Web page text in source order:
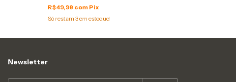
R$49,98 com Pix
Só restam 3em estoque!
Newsletter